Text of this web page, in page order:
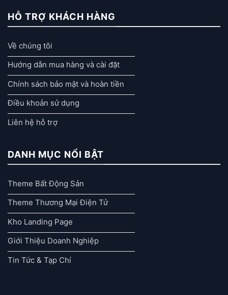
HỖ TRỢ KHÁCH HÀNG
Về chúng tôi
Hướng dẫn mua hàng và cài đặt
Chính sách bảo mật và hoàn tiền
Điều khoản sử dụng
Liên hệ hỗ trợ
DANH MỤC NỔI BẬT
Theme Bất Động Sản
Theme Thương Mại Điện Tử
Kho Landing Page
Giới Thiệu Doanh Nghiệp
Tin Tức & Tạp Chí